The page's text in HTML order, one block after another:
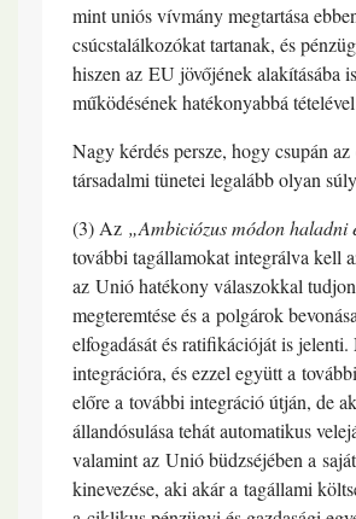
mint uniós vívmány megtartása
csúcstalálkozókat tartanak, és
hiszen az EU jövőjének alakításába
működésének hatékonyabbá
Nagy kérdés persze, hogy csupán
társadalmi tünetei legalább olyan
(3) Az „Ambiciózus módon haladni
további tagállamokat integrálva kell
az Unió hatékony válaszokkal
megteremtése és a polgárok
elfogadását és ratifikációját is
integrációra, és ezzel együtt a
előre a további integráció útján, de
állandósulása tehát automatikus
valamint az Unió büdzséjében a
kinevezése, aki akár a tagállami